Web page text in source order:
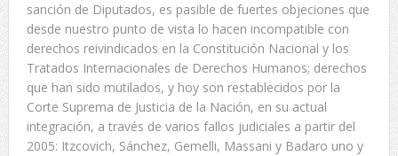
sanción de Diputados, es pasible de fuertes objeciones que
desde nuestro punto de vista lo hacen incompatible con
derechos reivindicados en la Constitución Nacional y los
Tratados Internacionales de Derechos Humanos; derechos
que han sido mutilados, y hoy son restablecidos por la
Corte Suprema de Justicia de la Nación, en su actual
integración, a través de varios fallos judiciales a partir del
2005: Itzcovich, Sánchez, Gemelli, Massani y Badaro uno y